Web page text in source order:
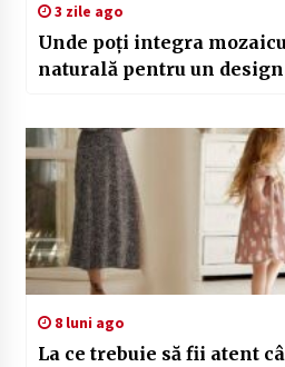
3 zile ago
Unde poți integra
naturală pentru un
8 luni ago
La ce trebuie să fii atent